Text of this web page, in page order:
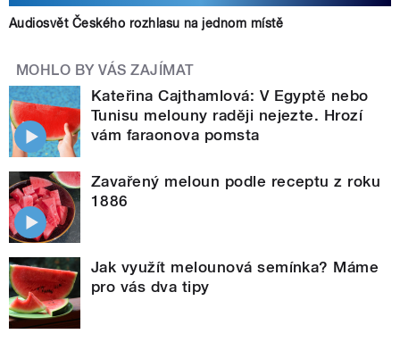
Audiosvět Českého rozhlasu na jednom místě
MOHLO BY VÁS ZAJÍMAT
Kateřina Cajthamlová: V Egyptě nebo
Tunisu melouny raději nejezte. Hrozí
vám faraonova pomsta
Zavařený meloun podle receptu z roku
1886
Jak využít melounová semínka? Máme
pro vás dva tipy